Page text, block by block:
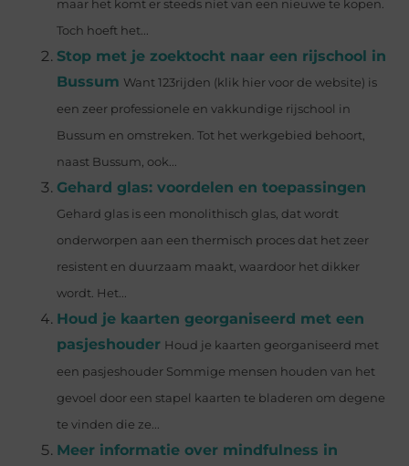
maar het komt er steeds niet van een nieuwe te kopen.
Toch hoeft het...
Stop met je zoektocht naar een rijschool in
Bussum Want 123rijden (klik hier voor de website) is
een zeer professionele en vakkundige rijschool in
Bussum en omstreken. Tot het werkgebied behoort,
naast Bussum, ook...
Gehard glas: voordelen en toepassingen
Gehard glas is een monolithisch glas, dat wordt
onderworpen aan een thermisch proces dat het zeer
resistent en duurzaam maakt, waardoor het dikker
wordt. Het...
Houd je kaarten georganiseerd met een
pasjeshouder Houd je kaarten georganiseerd met
een pasjeshouder Sommige mensen houden van het
gevoel door een stapel kaarten te bladeren om degene
te vinden die ze...
Meer informatie over mindfulness in